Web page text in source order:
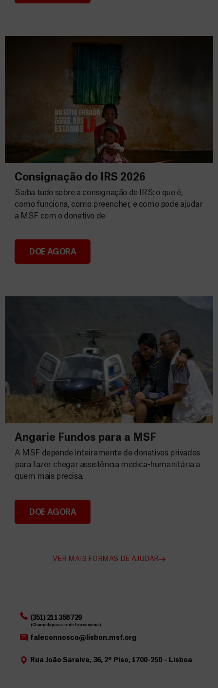
Consignação do IRS 2026
Consignação do IRS 2026
Saiba tudo sobre a consignação de IRS: o que é,
como funciona, como preencher, e como pode ajudar
a MSF com o donativo de
DOE AGORA
Angarie Fundos para a MSF
Angarie Fundos para a MSF
A MSF depende inteiramente de donativos privados
para fazer chegar assistência médica-humanitária a
quem mais precisa.
DOE AGORA
VER MAIS FORMAS DE AJUDAR
(351) 211 358 729
(Chamada para a rede fixa nacional)
faleconnosco@lisbon.msf.org
Rua João Saraiva, 36, 2º Piso, 1700-250 – Lisboa